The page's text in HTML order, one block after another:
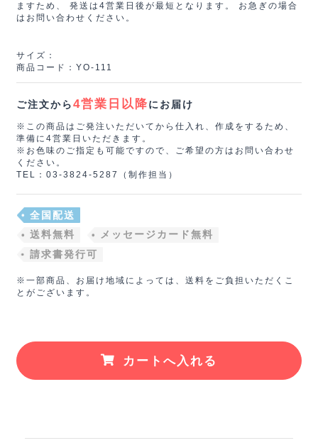
ますため、 発送は4営業日後が最短となります。 お急ぎの場合
はお問い合わせください。
サイズ：
商品コード：YO‐111
ご注文から4営業日以降にお届け
※この商品はご発注いただいてから仕入れ、作成をするため、
準備に4営業日いただきます。
※お色味のご指定も可能ですので、ご希望の方はお問い合わせ
ください。
TEL：03-3824-5287（制作担当）
全国配送
送料無料
メッセージカード無料
請求書発行可
※一部商品、お届け地域によっては、送料をご負担いただくこ
とがございます。
カートへ入れる